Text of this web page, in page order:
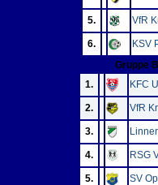
5. VfR
6.
KSV
Gruppe B
1.
KFC
2. VfR
3.
4. RSG
5. SV